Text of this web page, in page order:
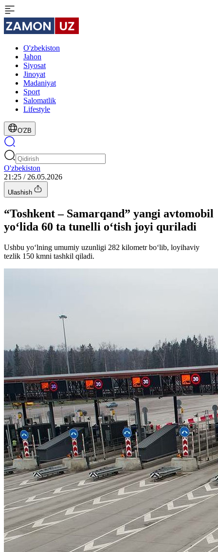
O'zbekiston
Jahon
Siyosat
Jinoyat
Madaniyat
Sport
Salomatlik
Lifestyle
O'ZB
O'zbekiston
21:25 / 26.05.2026
Ulashish
“Toshkent – Samarqand” yangi avtomobil
yo‘lida 60 ta tunelli o‘tish joyi quriladi
Ushbu yo‘lning umumiy uzunligi 282 kilometr bo‘lib, loyihaviy
tezlik 150 kmni tashkil qiladi.